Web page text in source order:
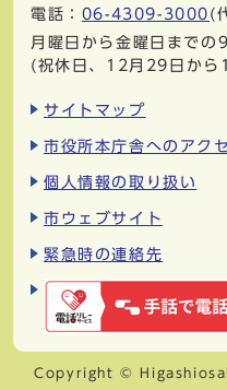
電話： 06-4309-3000 (
月曜日から金曜日まで
(祝休日、12月29日から
サイトマップ
市役所本庁舎へのアク
個人情報の取り扱い
市ウェブサイト
緊急時の連絡先
Copyright ©